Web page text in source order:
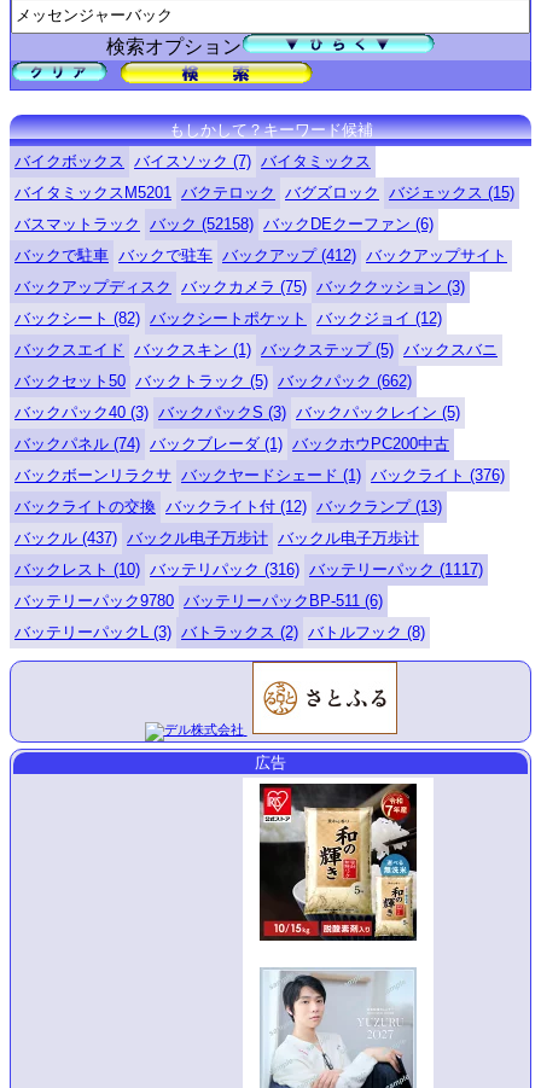
検索オプション
もしかして？キーワード候補
バイクボックス バイスソック (7) バイタミックス
バイタミックスM5201 バクテロック バグズロック
バジェックス (15)
バスマットラック
バック (52158) バックDEクーファン (6)
バックで駐車 バックで驻车 バックアップ (412) バックアップサイト
バックアップディスク
バックカメラ (75) バッククッション (3)
バックシート (82) バックシートポケット
バックジョイ (12)
バックスエイド バックスキン (1) バックステップ (5) バックスバニ
バックセット50 バックトラック (5) バックパック (662)
バックパック40 (3) バックパックS (3) バックパックレイン (5)
バックパネル (74) バックブレーダ (1) バックホウPC200中古
バックボーンリラクサ バックヤードシェード (1) バックライト (376)
バックライトの交換 バックライト付 (12) バックランプ (13)
バックル (437) バックル电子万步计 バックル电子万歩计
バックレスト (10) バッテリパック (316) バッテリーパック (1117)
バッテリーパック9780 バッテリーパックBP-511 (6)
バッテリーパックL (3) バトラックス (2) バトルフック (8)
広告